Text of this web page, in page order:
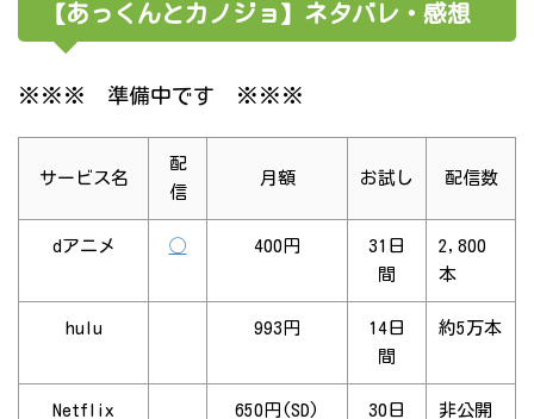
【あっくんとカノジョ】ネタバレ・感想
※※※ 準備中です ※※※
サービス名
配
信
月額 お試し 配信数
dアニメ ◯ 400円
31日
間
2,800
本
hulu 993円
14日
間
約5万本
Netflix
650円(SD)
30日
非公開